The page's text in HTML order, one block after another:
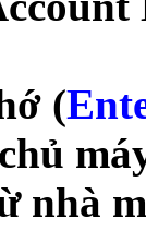
(
nhà